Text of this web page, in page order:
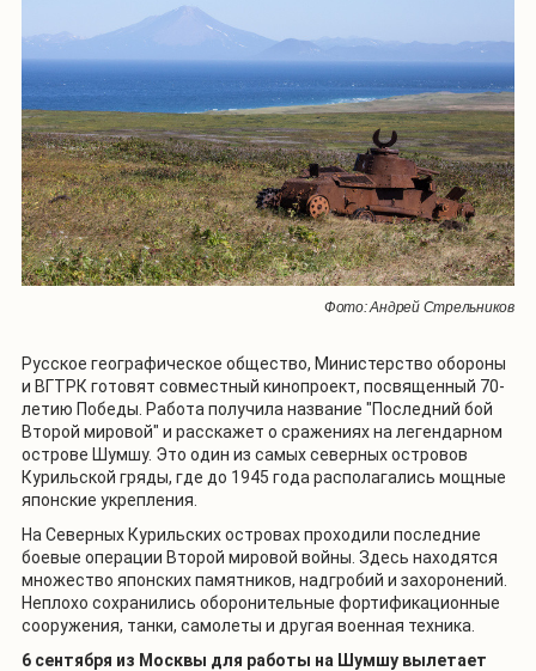
Фото: Андрей Стрельников
Русское географическое общество, Министерство обороны
и ВГТРК готовят совместный кинопроект, посвященный 70-
летию Победы. Работа получила название "Последний бой
Второй мировой" и расскажет о сражениях на легендарном
острове Шумшу. Это один из самых северных островов
Курильской гряды, где до 1945 года располагались мощные
японские укрепления.
На Северных Курильских островах проходили последние
боевые операции Второй мировой войны. Здесь находятся
множество японских памятников, надгробий и захоронений.
Неплохо сохранились оборонительные фортификационные
сооружения, танки, самолеты и другая военная техника.
6 сентября из Москвы для работы на Шумшу вылетает